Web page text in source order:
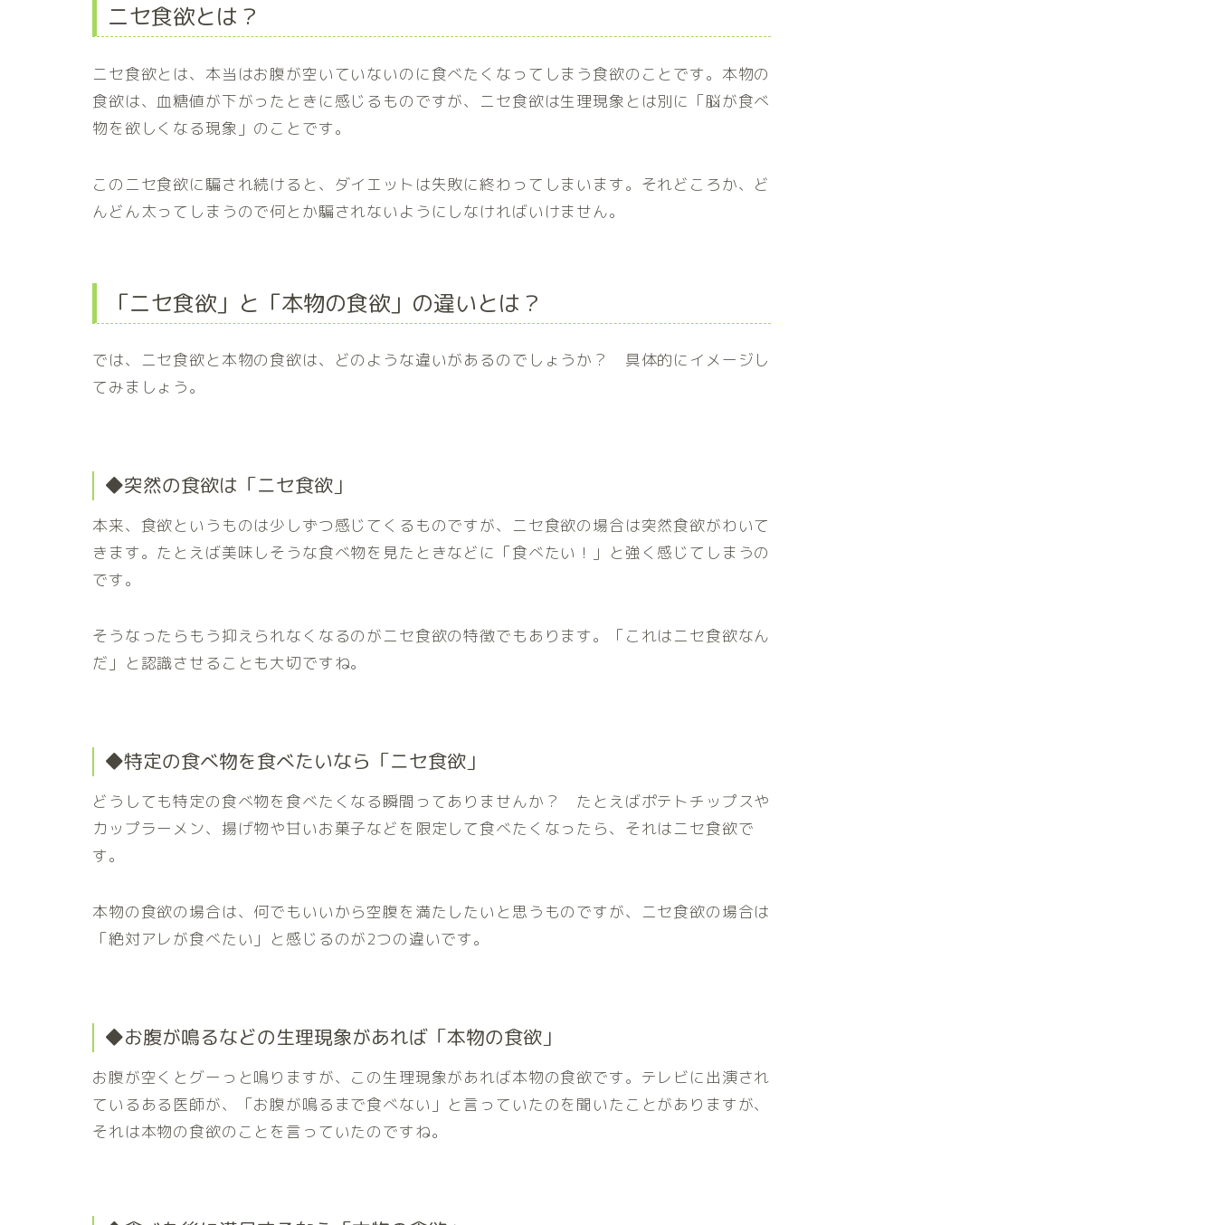
ニセ食欲とは？
ニセ食欲とは、本当はお腹が空いていないのに食べたくなってしまう食欲のことです。本物の
食欲は、血糖値が下がったときに感じるものですが、ニセ食欲は生理現象とは別に「脳が食べ
物を欲しくなる現象」のことです。
このニセ食欲に騙され続けると、ダイエットは失敗に終わってしまいます。それどころか、ど
んどん太ってしまうので何とか騙されないようにしなければいけません。
「ニセ食欲」と「本物の食欲」の違いとは？
では、ニセ食欲と本物の食欲は、どのような違いがあるのでしょうか？ 具体的にイメージし
てみましょう。
◆突然の食欲は「ニセ食欲」
本来、食欲というものは少しずつ感じてくるものですが、ニセ食欲の場合は突然食欲がわいて
きます。たとえば美味しそうな食べ物を見たときなどに「食べたい！」と強く感じてしまうの
です。
そうなったらもう抑えられなくなるのがニセ食欲の特徴でもあります。「これはニセ食欲なん
だ」と認識させることも大切ですね。
◆特定の食べ物を食べたいなら「ニセ食欲」
どうしても特定の食べ物を食べたくなる瞬間ってありませんか？ たとえばポテトチップスや
カップラーメン、揚げ物や甘いお菓子などを限定して食べたくなったら、それはニセ食欲で
す。
本物の食欲の場合は、何でもいいから空腹を満たしたいと思うものですが、ニセ食欲の場合は
「絶対アレが食べたい」と感じるのが2つの違いです。
◆お腹が鳴るなどの生理現象があれば「本物の食欲」
お腹が空くとグーっと鳴りますが、この生理現象があれば本物の食欲です。テレビに出演され
ているある医師が、「お腹が鳴るまで食べない」と言っていたのを聞いたことがありますが、
それは本物の食欲のことを言っていたのですね。